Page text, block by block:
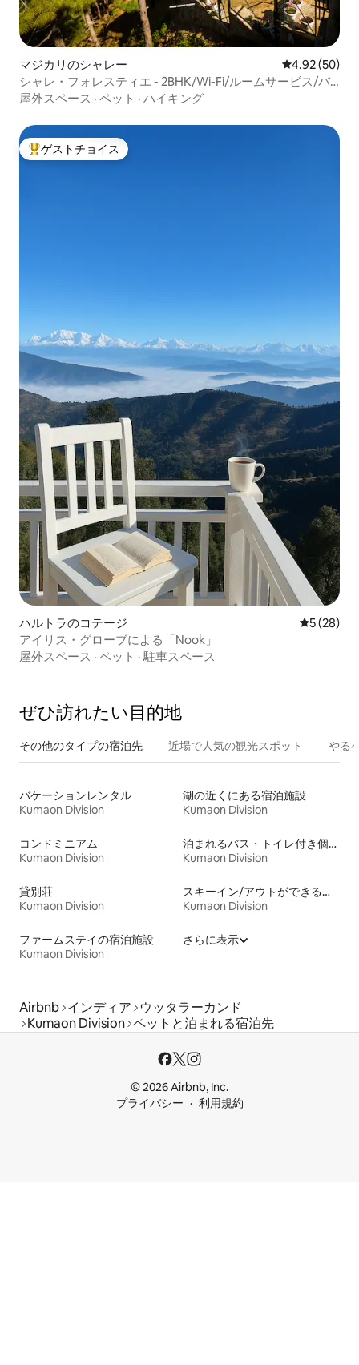
マジカリのシャレー レビュー50
4.92 (50)
シャレ・フォレスティエ - 2BHK/Wi-Fi/ルームサービス/バ
ーベキュー
屋外スペース · ペット · ハイキング
大好評のゲストチョイスです。
ゲストチョイス
ハルトラのコテージ レビュー
5 (28)
アイリス・グローブによる「Nook」
屋外スペース · ペット ·駐車スペース
ぜひ訪⁠れ⁠た⁠い目⁠的⁠地
その他のタ⁠イ⁠プ⁠の宿⁠泊⁠先 近場で人気の観光スポット やる
バケーションレンタル
Kumaon Division
湖の近くにある宿泊施設
Kumaon Division
コンドミニアム
Kumaon Division
泊まれるバス・トイレ付き個室
Kumaon Division
貸別荘
Kumaon Division
スキーイン/アウトができる宿泊先
Kumaon Division
ファームステイの宿泊施設
Kumaon Division
さらに表示
Airbnb インディア
ウッタラーカンド
Kumaon Division ペットと泊まれる宿泊先
© 2026 Airbnb, Inc.
プライバシー
利用規約